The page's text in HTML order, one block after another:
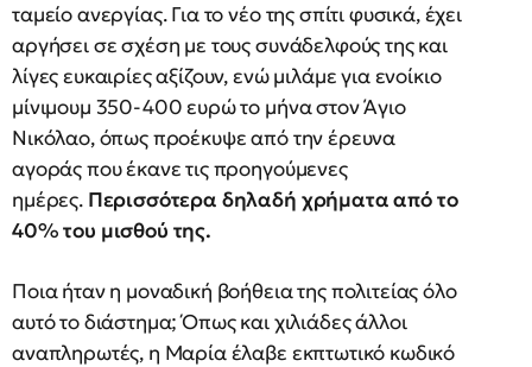
ταμείο ανεργίας. Για το νέο της σπίτι φυσικά, έχει
αργήσει σε σχέση με τους συνάδελφούς της και
λίγες ευκαιρίες αξίζουν, ενώ μιλάμε για ενοίκιο
μίνιμουμ 350-400 ευρώ το μήνα στον Άγιο
Νικόλαο, όπως προέκυψε από την έρευνα
αγοράς που έκανε τις προηγούμενες
ημέρες. Περισσότερα δηλαδή χρήματα από το
40% του μισθού της.
Ποια ήταν η μοναδική βοήθεια της πολιτείας όλο
αυτό το διάστημα; Όπως και χιλιάδες άλλοι
αναπληρωτές, η Μαρία έλαβε εκπτωτικό κωδικό